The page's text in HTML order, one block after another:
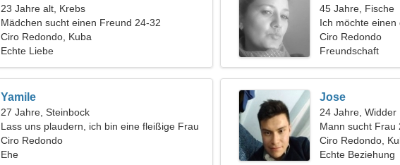
23 Jahre alt, Krebs
Mädchen sucht einen Freund 24-32
Ciro Redondo, Kuba
Echte Liebe
45 Jahre, Fische
Ich möchte
Ciro Redondo
Freundschaft
Yamile
27 Jahre, Steinbock
Lass uns plaudern, ich bin eine fleißige Frau
Ciro Redondo
Ehe
Jose
24 Jahre, Widder
Mann sucht Frau
Ciro Redondo,
Echte Beziehung